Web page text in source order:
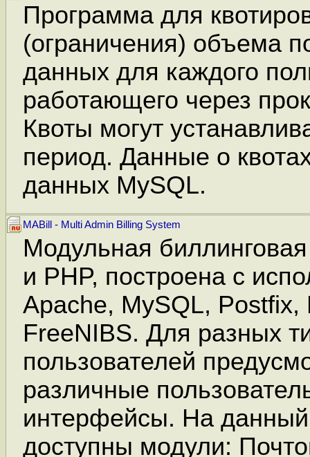
Программа для
(ограничения) объема
данных для каждого
работающего через
Квоты могут
период. Данные о
данных MySQL.
MABill - Multi Admin Billing System
Модульная
и PHP, построена с
Apache, MySQL, Postfix,
FreeNIBS. Для разных
пользователей
различные
интерфейсы. На
доступны модули: